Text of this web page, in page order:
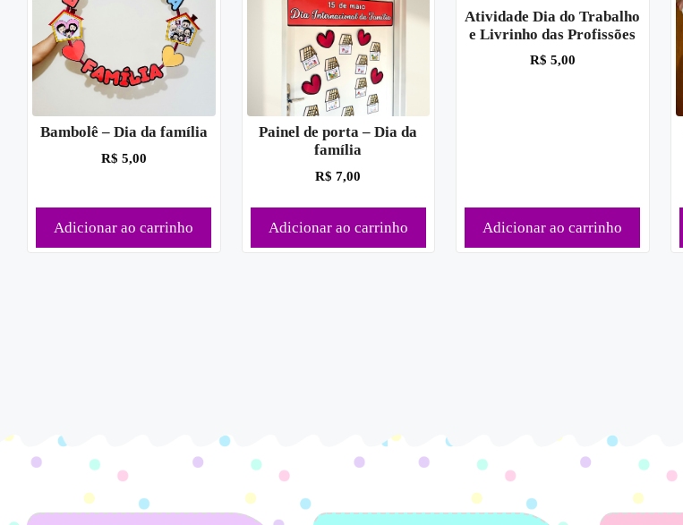
Bambolê – Dia da família
R$ 5,00
Adicionar ao carrinho
Painel de porta – Dia da
família
R$ 7,00
Adicionar ao carrinho
Atividade Dia do Trabalho
e Livrinho das Profissões
R$ 5,00
Adicionar ao carrinho